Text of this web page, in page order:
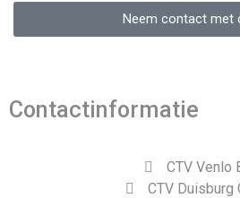
Neem contact met
Contactinformatie
CTV Venlo
CTV Duisburg